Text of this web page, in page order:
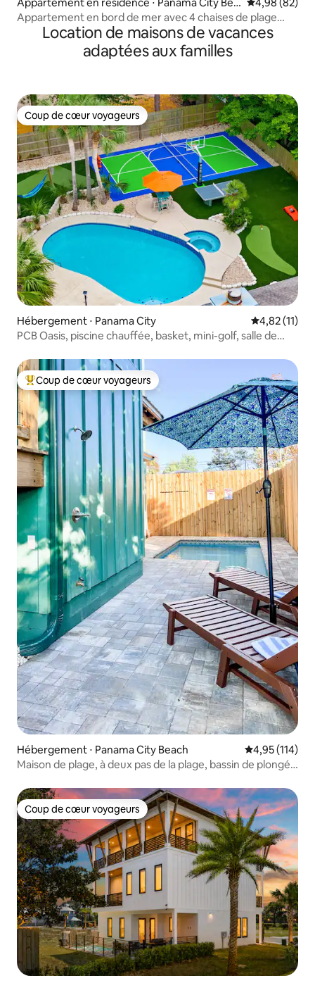
ch
Appartement en bord de mer avec 4 chaises de plage
installéesLocation de maisons de vacances
adaptées aux familles
Coup de cœur voyageurs
Coup de cœur voyageurs
Hébergement ⋅ Panama City Évaluation
4,82 (11)
PCB Oasis, piscine chauffée, basket, mini-golf, salle de
Coups de cœur voyageurs les plus appréciés
Coup de cœur voyageurs
Hébergement ⋅ Panama City Beach Évaluation
4,95 (114)
Maison de plage, à deux pas de la plage, bassin de plongée
Coup de cœur voyageurs
Coup de cœur voyageurs